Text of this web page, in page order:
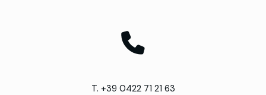
T. +39 0422 71 21 63